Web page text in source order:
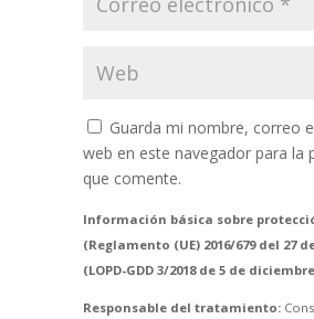
Guarda mi nombre, correo
web en este navegador para la
que comente.
Información básica sobre
(Reglamento (UE) 2016/679 del 27
(LOPD-GDD 3/2018 de 5 de
Responsable del tratamiento: